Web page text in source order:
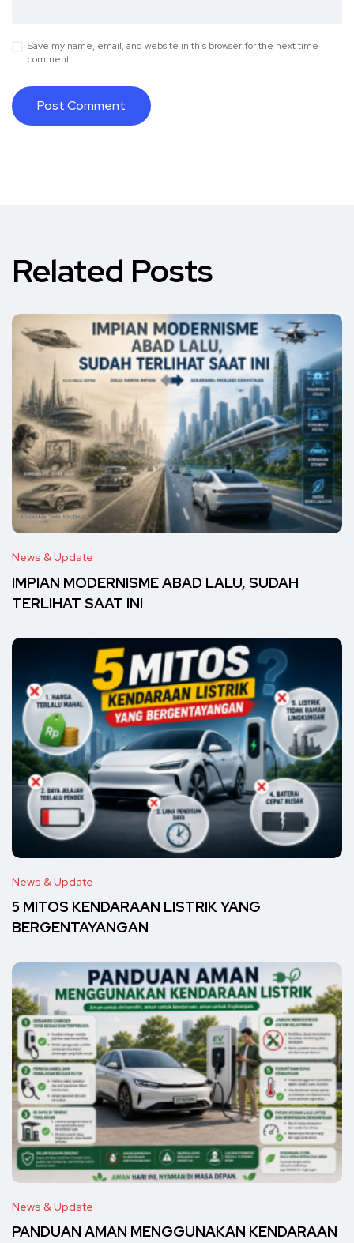
Save my name, email, and website in this browser for the next time I
comment.
Related Posts
News & Update
IMPIAN MODERNISME ABAD LALU, SUDAH
TERLIHAT SAAT INI
News & Update
5 MITOS KENDARAAN LISTRIK YANG
BERGENTAYANGAN
News & Update
PANDUAN AMAN MENGGUNAKAN KENDARAAN